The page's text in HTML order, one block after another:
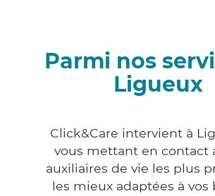
Parmi nos
Ligueux
Click&Care intervient à
vous mettant en contact
auxiliaires de vie les plus
les mieux adaptées à vos